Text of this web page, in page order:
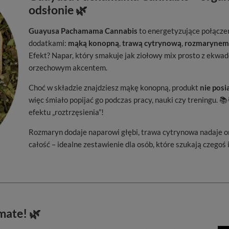
odsłonie 🌿
Guayusa Pachamama Cannabis to energetyzujące
dodatkami: mąką konopną,trawą cytrynową, rozmarynem
Efekt? Napar, który smakuje jak ziołowy mix prosto z
orzechowym akcentem.
Choć w składzie znajdziesz mąkę konopną, produkt nie
więc śmiało popijać go podczas pracy, nauki czy treningu.
efektu „roztrzęsienia”!
Rozmaryn dodaje naparowi głębi, trawa cytrynowa nadaje
całość – idealne zestawienie dla osób, które szukają
🌿